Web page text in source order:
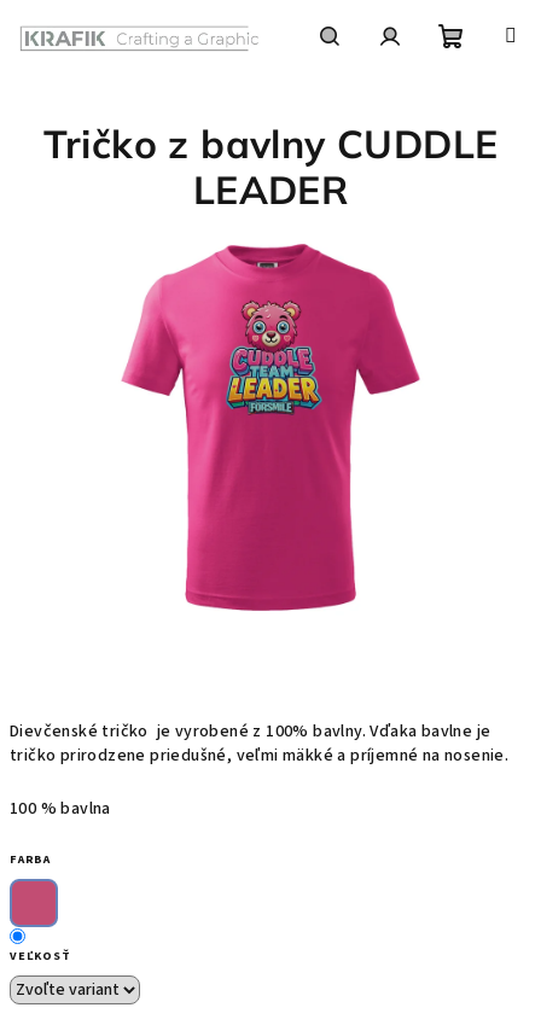
košík
Dievčenské tričko je vyrobené z 100%bavlny.Vďaka bavlneje
tričko prirodzene priedušné, veľmi mäkké a príjemné na nosenie.
100 % bavlna
FARBA
VEĽKOSŤ
Tričko z bavlny CUDDLE
LEADER